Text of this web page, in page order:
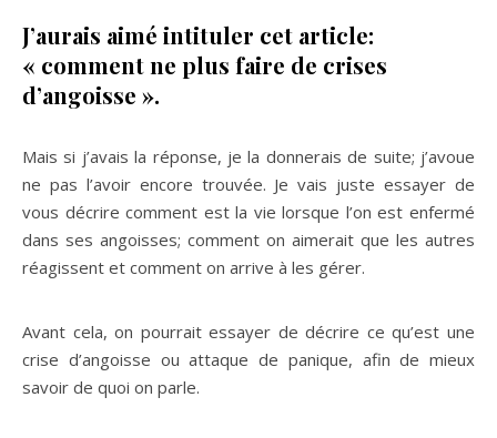
J’aurais aimé intituler cet article:
« comment ne plus faire de crises
d’angoisse ».
Mais si j’avais la réponse, je la donnerais de suite; j’avoue
ne pas l’avoir encore trouvée. Je vais juste essayer de
vous décrire comment est la vie lorsque l’on est enfermé
dans ses angoisses; comment on aimerait que les autres
réagissent et comment on arrive à les gérer.
Avant cela, on pourrait essayer de décrire ce qu’est une
crise d’angoisse ou attaque de panique, afin de mieux
savoir de quoi on parle.